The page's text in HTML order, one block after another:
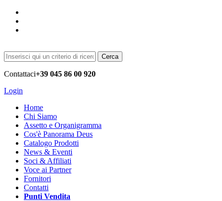
Cerca
Contattaci+39 045 86 00 920
Login
Home
Chi Siamo
Assetto e Organigramma
Cos'è Panorama Deus
Catalogo Prodotti
News & Eventi
Soci & Affiliati
Voce ai Partner
Fornitori
Contatti
Punti Vendita